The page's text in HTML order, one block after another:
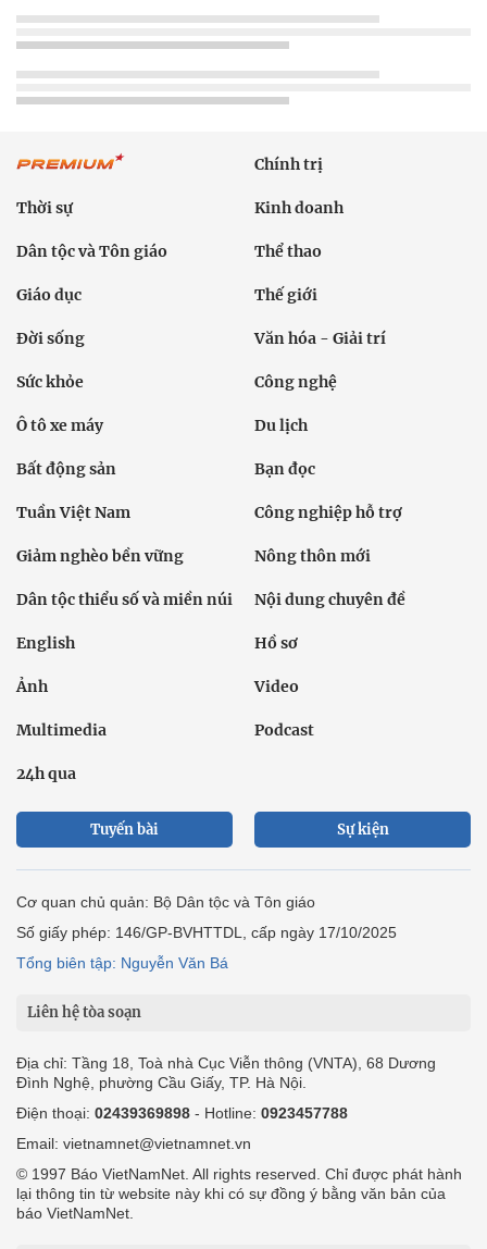
Chính trị
Thời sự Kinh doanh
Dân tộc và Tôn giáo Thể thao
Giáo dục Thế giới
Đời sống Văn hóa - Giải trí
Sức khỏe Công nghệ
Ô tô xe máy Du lịch
Bất động sản Bạn đọc
Tuần Việt Nam Công nghiệp hỗ trợ
Giảm nghèo bền vững Nông thôn mới
Dân tộc thiểu số và miền núi Nội dung chuyên đề
English Hồ sơ
Ảnh Video
Multimedia Podcast
24h qua
Tuyến bài Sự kiện
Cơ quan chủ quản: Bộ Dân tộc và Tôn giáo
Số giấy phép: 146/GP-BVHTTDL, cấp ngày 17/10/2025
Tổng biên tập: Nguyễn Văn Bá
Liên hệ tòa soạn
Địa chỉ: Tầng 18, Toà nhà Cục Viễn thông (VNTA), 68 Dương
Đình Nghệ, phường Cầu Giấy, TP. Hà Nội.
Điện thoại: 02439369898 - Hotline: 0923457788
Email: vietnamnet@vietnamnet.vn
© 1997 Báo VietNamNet. All rights reserved. Chỉ được phát hành
lại thông tin từ website này khi có sự đồng ý bằng văn bản của
báo VietNamNet.